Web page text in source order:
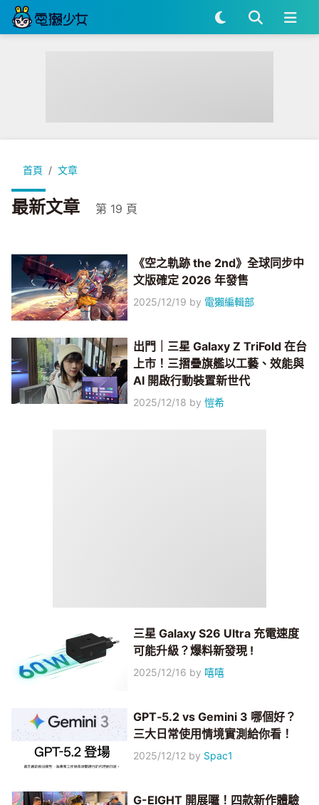
首頁 文章
最新文章 第 19 頁
《空之軌跡 the 2nd》全球同步中
文版確定 2026 年發售
2025/12/19 by 電獺編輯部
出門｜三星 Galaxy Z TriFold 在台
上市！三摺疊旗艦以工藝、效能與
AI 開啟行動裝置新世代
2025/12/18 by愷希
三星 Galaxy S26 Ultra 充電速度
可能升級？爆料新發現 !
2025/12/16 by 嘻嘻
GPT‑5.2 vs Gemini 3 哪個好？
三大日常使用情境實測給你看！
2025/12/12 by Spac1
G-EIGHT 開展囉！四款新作體驗